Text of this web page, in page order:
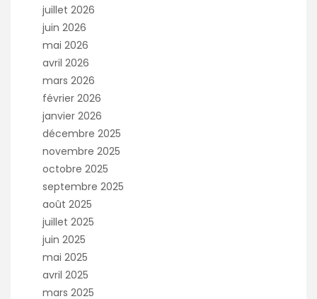
juillet 2026
juin 2026
mai 2026
avril 2026
mars 2026
février 2026
janvier 2026
décembre 2025
novembre 2025
octobre 2025
septembre 2025
août 2025
juillet 2025
juin 2025
mai 2025
avril 2025
mars 2025